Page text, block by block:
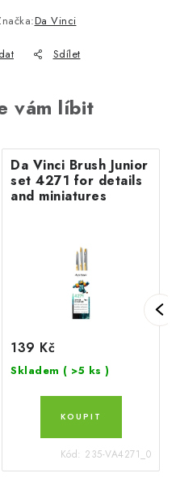
Da Vinci
Sdílet
vám líbit
Da Vinci Brush Junior
set 4271 for details
and miniatures
139 Kč
Skladem ( >5 ks )
Kód: 235-VA4271_0